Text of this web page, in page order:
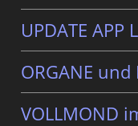
UPDATE APP
ORGANE und
VOLLMOND